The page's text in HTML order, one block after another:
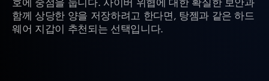
함께 상당한 양을 저장하려고 한다면, 탕젬과 같은 하드
웨어 지갑이 추천되는 선택입니다.